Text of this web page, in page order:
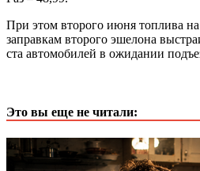
При этом второго июня топлива
заправкам второго эшелона
ста автомобилей в ожидании
Это вы еще не читали: